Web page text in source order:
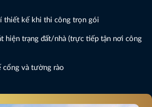
thiết kế khi thi công trọn gói
hiện trạng đất/nhà (trực tiếp tận nơi công
cổng và tường rào